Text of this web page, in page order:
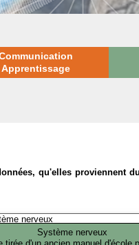
Apprentissage
qu'elles proviennent
Système nerveux